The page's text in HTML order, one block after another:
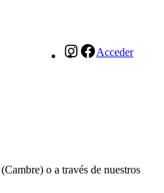
Instagram
Facebook
Acceder
o a través de nuestros